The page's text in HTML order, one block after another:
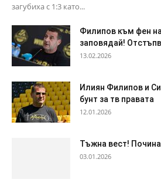
загубиха с 1:3 като...
Филипов към фен
заповядай!
13.02.2026
Илиян Филипов и
бунт за тв правата
12.01.2026
Тъжна вест!
03.01.2026